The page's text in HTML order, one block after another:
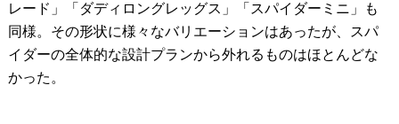
レード」「ダディロングレッグス」「スパイダーミニ」も
同様。その形状に様々なバリエーションはあったが、スパ
イダーの全体的な設計プランから外れるものはほとんどな
かった。